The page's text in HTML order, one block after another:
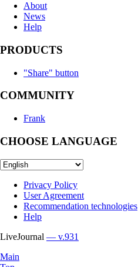
About
News
Help
PRODUCTS
"Share" button
COMMUNITY
Frank
CHOOSE LANGUAGE
Privacy Policy
User Agreement
Recommendation technologies
Help
LiveJournal — v.931
Main